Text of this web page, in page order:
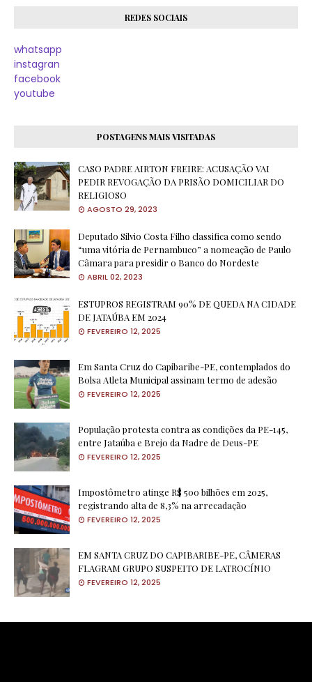
REDES SOCIAIS
whatsapp
instagran
facebook
youtube
POSTAGENS MAIS VISITADAS
CASO PADRE AIRTON FREIRE: ACUSAÇÃO VAI
PEDIR REVOGAÇÃO DA PRISÃO DOMICILIAR DO
RELIGIOSO
AGOSTO 29, 2023
Deputado Silvio Costa Filho classifica como sendo
“uma vitória de Pernambuco” a nomeação de Paulo
Câmara para presidir o Banco do Nordeste
ABRIL 02, 2023
ESTUPROS REGISTRAM 90% DE QUEDA NA CIDADE
DE JATAÚBA EM 2024
FEVEREIRO 12, 2025
Em Santa Cruz do Capibaribe-PE, contemplados do
Bolsa Atleta Municipal assinam termo de adesão
FEVEREIRO 12, 2025
População protesta contra as condições da PE-145,
entre Jataúba e Brejo da Nadre de Deus-PE
FEVEREIRO 12, 2025
Impostômetro atinge R$ 500 bilhões em 2025,
registrando alta de 8,3% na arrecadação
FEVEREIRO 12, 2025
EM SANTA CRUZ DO CAPIBARIBE-PE, CÂMERAS
FLAGRAM GRUPO SUSPEITO DE LATROCÍNIO
FEVEREIRO 12, 2025